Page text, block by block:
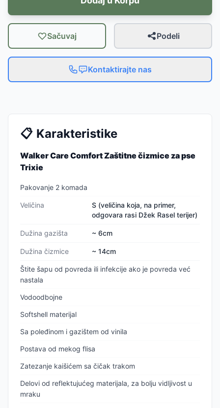
Sačuvaj Podeli
Kontaktirajte nas
📋 Karakteristike
Walker Care Comfort Zaštitne čizmice za pse
Trixie
Pakovanje 2 komada
Veličina
S (veličina koja, na primer,
odgovara rasi Džek Rasel terijer)
Dužina gazišta ~ 6cm
Dužina čizmice ~ 14cm
Štite šapu od povreda ili infekcije ako je povreda već
nastala
Vodoodbojne
Softshell materijal
Sa poleđinom i gazištem od vinila
Postava od mekog flisa
Zatezanje kaišićem sa čičak trakom
Delovi od reflektujućeg materijala, za bolju vidljivost u
mraku